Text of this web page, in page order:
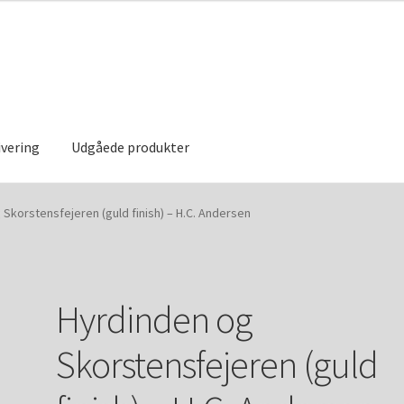
Udgåede produkter
Handelsbetingelser og privatlivspolitik
(guld finish) – H.C. Andersen
Hyrdinden og
Skorstensfejeren (guld